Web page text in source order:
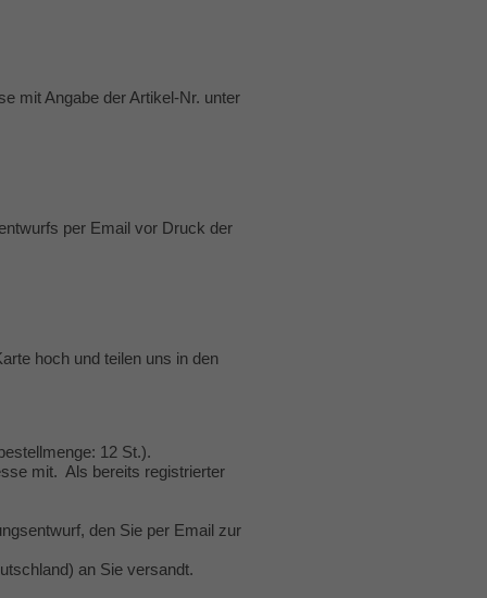
mit Angabe der Artikel-Nr. unter
per Email vor Druck der
hoch und teilen uns in den
12 St.).
mit. Als bereits registrierter
den Sie per Email zur
an Sie versandt.